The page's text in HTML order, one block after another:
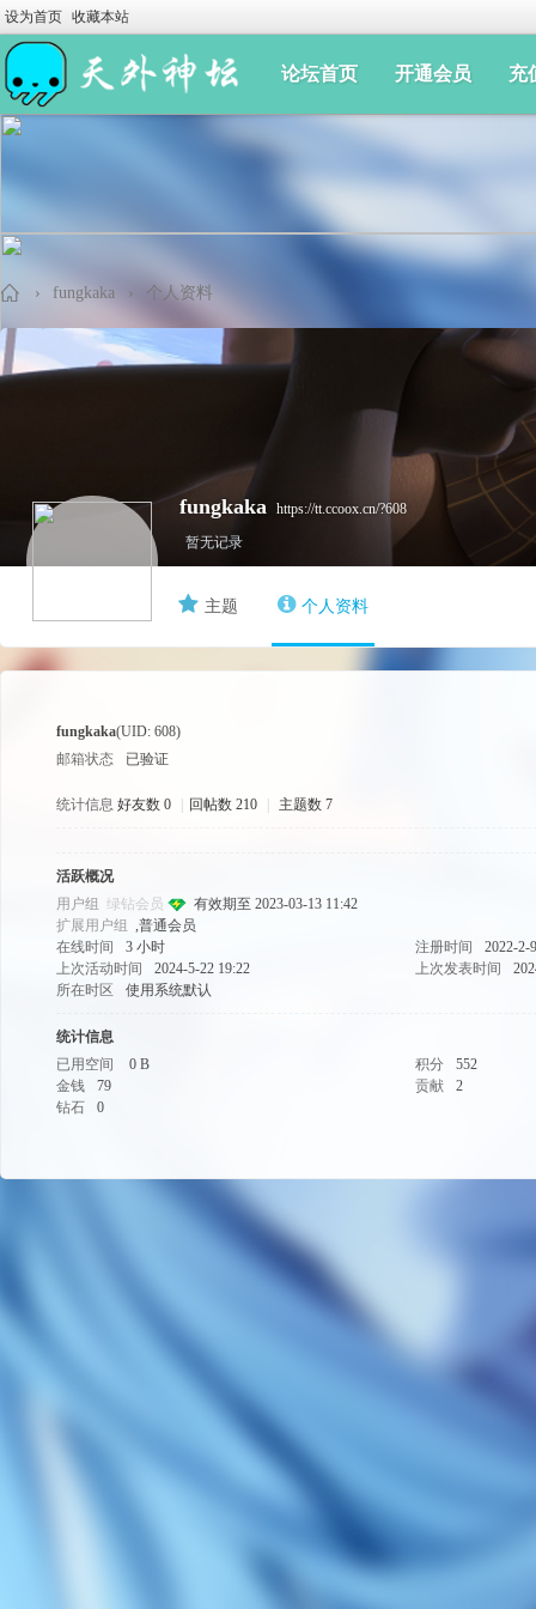
设为首页 收藏本站
论坛首页 开通会员 充
› fungkaka › 个人资料
fungkaka https://tt.ccoox.cn/?608
暂无记录
主题 个人资料
fungkaka(UID: 608)
邮箱状态
已验证
统计信息 好友数 0 回帖数 210 主题数 7
活跃概况
用户组 绿钻会员
有效期至 2023-03-13 11:42
扩展用户组 ,普通会员
在线时间
3 小时 注册时间
2022-2-
上次活动时间
2024-5-22 19:22 上次发表时间
所在时区
使用系统默认
统计信息
已用空间
0 B 积分
552
金钱
79 贡献
2
钻石
0